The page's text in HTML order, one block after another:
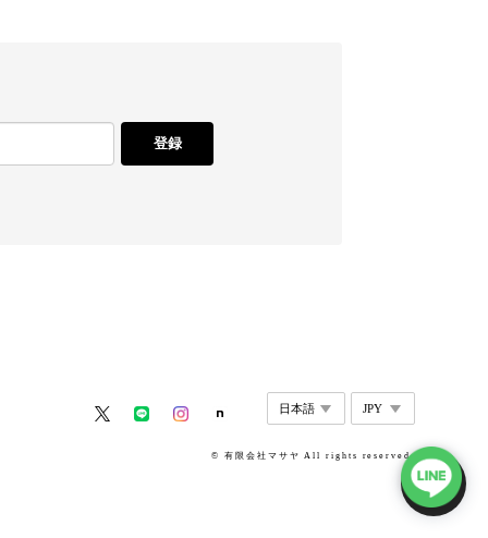
登録
© 有限会社マサヤ All rights reserved.